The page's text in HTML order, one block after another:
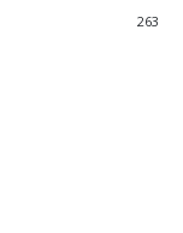
263